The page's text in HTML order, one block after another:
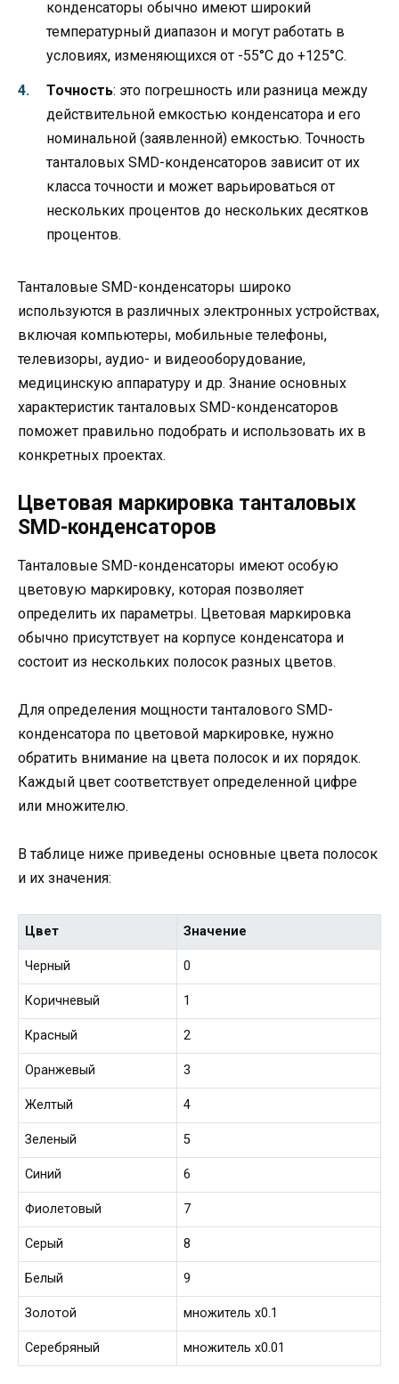
конденсаторы обычно имеют широкий
температурный диапазон и могут работать в
условиях, изменяющихся от -55°C до +125°C.
Точность: это погрешность или разница между
действительной емкостью конденсатора и его
номинальной (заявленной) емкостью. Точность
танталовых SMD-конденсаторов зависит от их
класса точности и может варьироваться от
нескольких процентов до нескольких десятков
процентов.
Танталовые SMD-конденсаторы широко
используются в различных электронных устройствах,
включая компьютеры, мобильные телефоны,
телевизоры, аудио- и видеооборудование,
медицинскую аппаратуру и др. Знание основных
характеристик танталовых SMD-конденсаторов
поможет правильно подобрать и использовать их в
конкретных проектах.
Цветовая маркировка танталовых
SMD-конденсаторов
Танталовые SMD-конденсаторы имеют особую
цветовую маркировку, которая позволяет
определить их параметры. Цветовая маркировка
обычно присутствует на корпусе конденсатора и
состоит из нескольких полосок разных цветов.
Для определения мощности танталового SMD-
конденсатора по цветовой маркировке, нужно
обратить внимание на цвета полосок и их порядок.
Каждый цвет соответствует определенной цифре
или множителю.
В таблице ниже приведены основные цвета полосок
и их значения:
Цвет Значение
Черный 0
Коричневый 1
Красный 2
Оранжевый 3
Желтый 4
Зеленый 5
Синий 6
Фиолетовый 7
Серый 8
Белый 9
Золотой множитель x0.1
Серебряный множитель x0.01